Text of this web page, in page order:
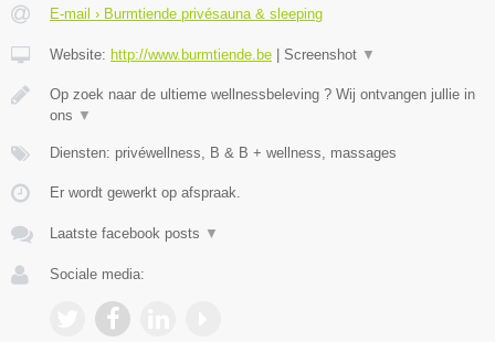
E-mail › Burmtiende privésauna & sleeping
Website: http://www.burmtiende.be Screenshot ▼
Op zoek naar de ultieme wellnessbeleving ? Wij ontvangen jullie in
ons ▼
Diensten: privéwellness, B & B + wellness, massages
Er wordt gewerkt op afspraak.
Laatste facebook posts ▼
Sociale media: